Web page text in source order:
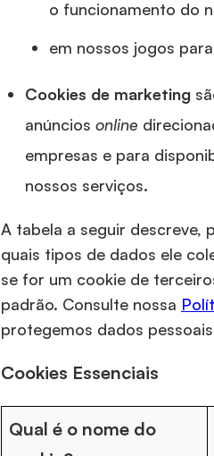
o funcionamento do
em nossos jogos
Cookies de marketing
anúncios online
empresas e para
nossos serviços.
A tabela a seguir descreve,
quais tipos de dados ele
se for um cookie de
padrão. Consulte nossa
protegemos dados
Cookies Essenciais
Qual é o nome do